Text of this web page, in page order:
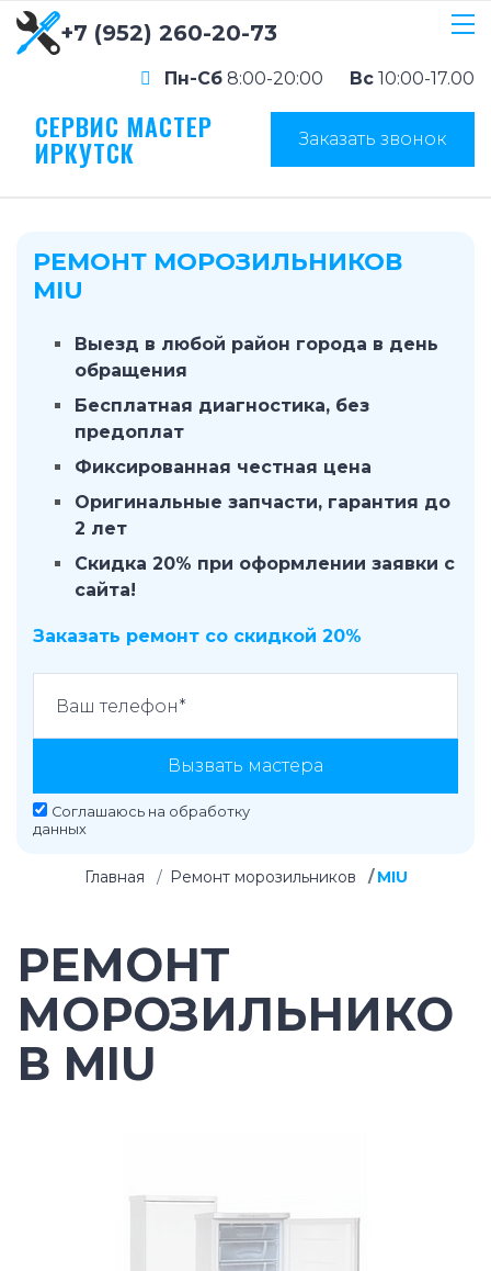
+7 (952) 260-20-73
Пн-Сб 8:00-20:00 Вс 10:00-17.00
СЕРВИС МАСТЕР
ИРКУТСК Заказать звонок
РЕМОНТ МОРОЗИЛЬНИКОВ
MIU
Выезд в любой район города в день
обращения
Бесплатная диагностика, без
предоплат
Фиксированная честная цена
Оригинальные запчасти, гарантия до
2 лет
Скидка 20% при оформлении заявки с
сайта!
Заказать ремонт со скидкой 20%
Вызвать мастера
Соглашаюсь на обработку
данных
Главная Ремонт морозильников MIU
РЕМОНТ
МОРОЗИЛЬНИКО
В MIU